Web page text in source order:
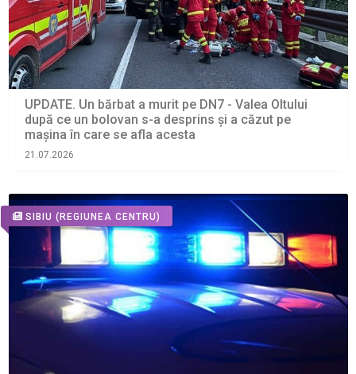
UPDATE. Un bărbat a murit pe DN7 - Valea Oltului
după ce un bolovan s-a desprins și a căzut pe
mașina în care se afla acesta
21.07.2026
SIBIU (REGIUNEA CENTRU)